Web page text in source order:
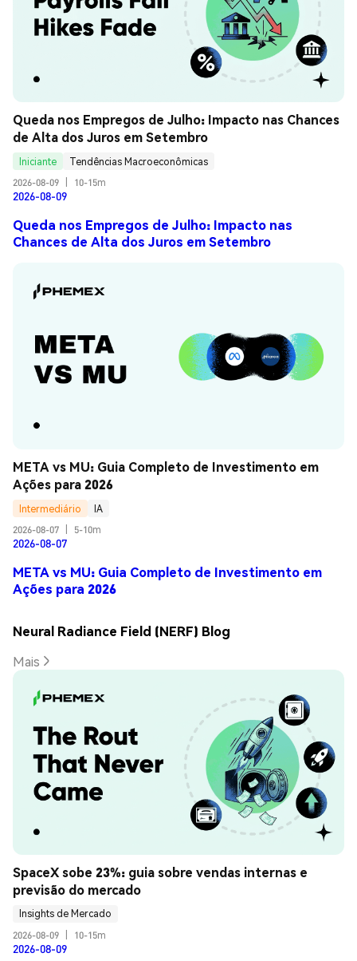
Queda nos Empregos de Julho: Impacto nas Chances
de Alta dos Juros em Setembro
Iniciante
Tendências Macroeconômicas
2026-08-09
10-15m
2026-08-09
Queda nos Empregos de Julho: Impacto nas
Chances de Alta dos Juros em Setembro
META vs MU: Guia Completo de Investimento em
Ações para 2026
Intermediário
IA
2026-08-07
5-10m
2026-08-07
META vs MU: Guia Completo de Investimento em
Ações para 2026
Neural Radiance Field (NERF) Blog
Mais
SpaceX sobe 23%: guia sobre vendas internas e
previsão do mercado
Insights de Mercado
2026-08-09
10-15m
2026-08-09